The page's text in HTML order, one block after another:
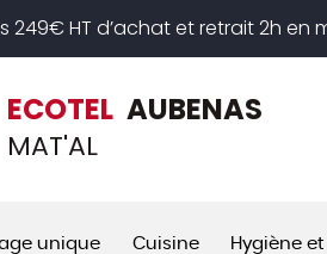
249€ HT d’achat et retrait 2h en
ECOTEL AUBENAS
MAT'AL
unique Cuisine Hygiène
cookies